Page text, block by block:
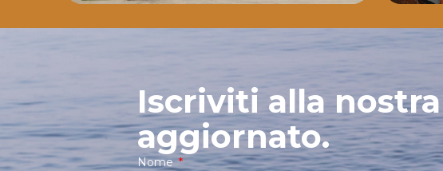
Iscriviti alla
aggiornato.
Nome